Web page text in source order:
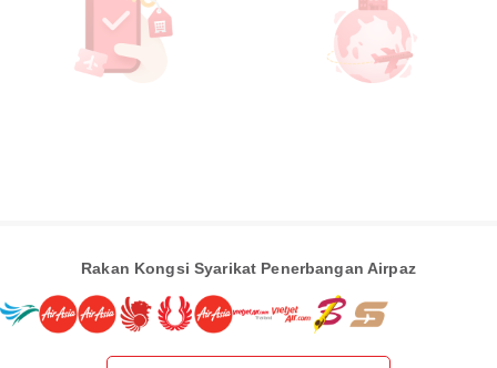
Rakan Kongsi Syarikat Penerbangan Airpaz